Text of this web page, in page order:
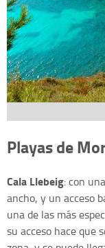
Playas de
Cala Llebeig: con
ancho, y un acceso
una de las más
su acceso hace que